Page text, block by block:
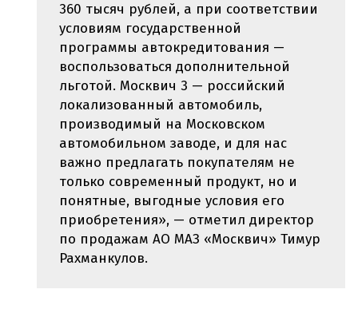
360 тысяч рублей, а при соответствии
условиям государственной
программы автокредитования —
воспользоваться дополнительной
льготой. Москвич 3 — российский
локализованный автомобиль,
производимый на Московском
автомобильном заводе, и для нас
важно предлагать покупателям не
только современный продукт, но и
понятные, выгодные условия его
приобретения», — отметил директор
по продажам АО МАЗ «Москвич» Тимур
Рахманкулов.